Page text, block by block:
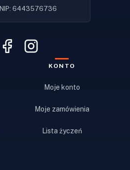
NIP: 6443576736
KONTO
Moje konto
Moje zamówienia
Lista życzeń